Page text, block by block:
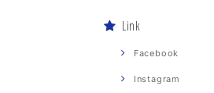
Link
Facebook
Instagram